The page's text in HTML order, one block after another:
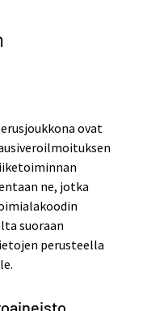
ovat
ne, jotka
suoraan
perusteella